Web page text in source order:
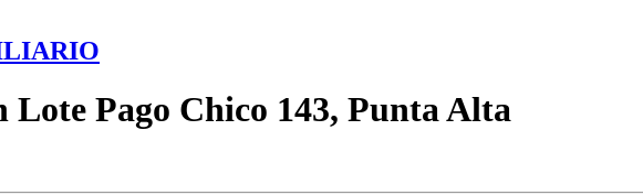
Lote Pago Chico 143, Punta Alta